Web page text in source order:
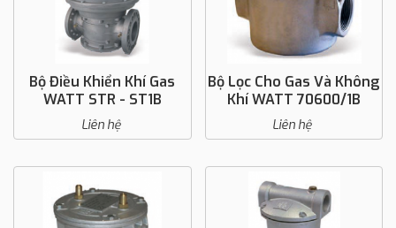
Bộ Điều Khiển Khí Gas
WATT STR - ST1B
Liên hệ
Bộ Lọc Cho Gas Và Không
Khí WATT 70600/1B
Liên hệ